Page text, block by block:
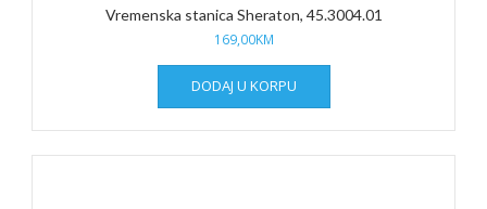
Vremenska stanica Sheraton, 45.3004.01
169,00KM
DODAJ U KORPU